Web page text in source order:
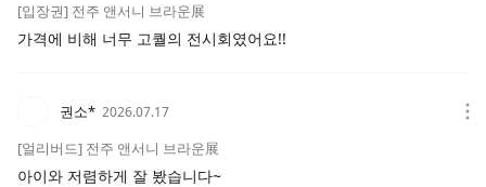
[입장권] 전주 앤서니 브라운展
가격에 비해 너무 고퀄의 전시회였어요!!
권소* 2026.07.17
[얼리버드] 전주 앤서니 브라운展
아이와 저렴하게 잘 봤습니다~